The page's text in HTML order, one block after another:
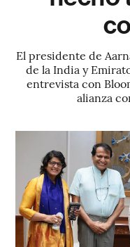
El presidente de
de la India y
entrevista con
alianza